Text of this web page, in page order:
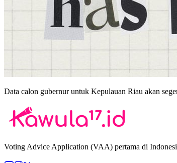
Data calon gubernur untuk Kepulauan Riau akan
Voting Advice Application (VAA) pertama di